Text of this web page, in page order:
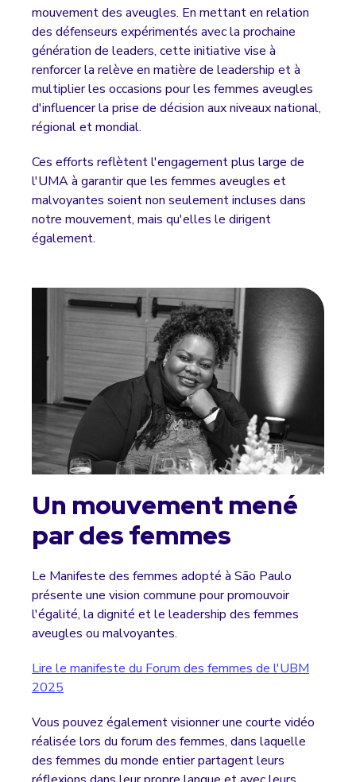
mouvement des aveugles. En mettant en relation
des défenseurs expérimentés avec la prochaine
génération de leaders, cette initiative vise à
renforcer la relève en matière de leadership et à
multiplier les occasions pour les femmes aveugles
d'influencer la prise de décision aux niveaux national,
régional et mondial.
Ces efforts reflètent l'engagement plus large de
l'UMA à garantir que les femmes aveugles et
malvoyantes soient non seulement incluses dans
notre mouvement, mais qu'elles le dirigent
également.
Un mouvement mené
par des femmes
Le Manifeste des femmes adopté à São Paulo
présente une vision commune pour promouvoir
l'égalité, la dignité et le leadership des femmes
aveugles ou malvoyantes.
Lire le manifeste du Forum des femmes de l'UBM
2025
Vous pouvez également visionner une courte vidéo
réalisée lors du forum des femmes, dans laquelle
des femmes du monde entier partagent leurs